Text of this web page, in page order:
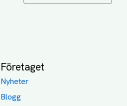
Företaget
Nyheter
Blogg